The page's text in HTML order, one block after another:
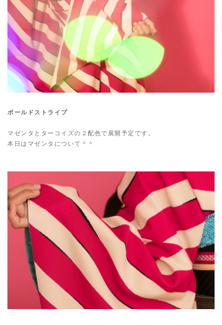
ボールドストライプ
マゼンタとターコイズの２配色で展開予定です。
本日はマゼンタについて＾＾